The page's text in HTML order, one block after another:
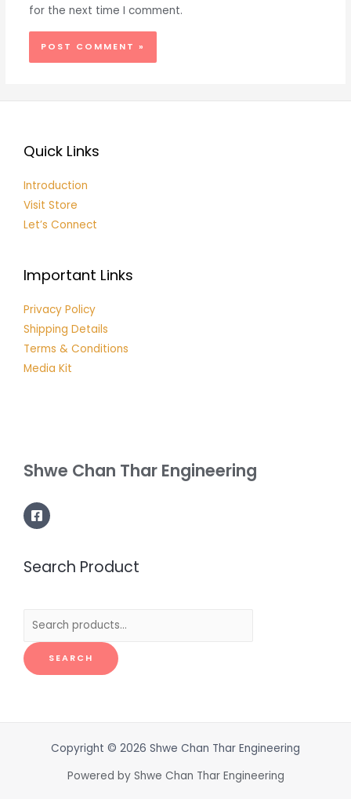
for the next time I comment.
Quick Links
Introduction
Visit Store
Let’s Connect
Important Links
Privacy Policy
Shipping Details
Terms & Conditions
Media Kit
Shwe Chan Thar Engineering
Search Product
Search
SEARCH
Copyright © 2026 Shwe Chan Thar Engineering
Powered by Shwe Chan Thar Engineering